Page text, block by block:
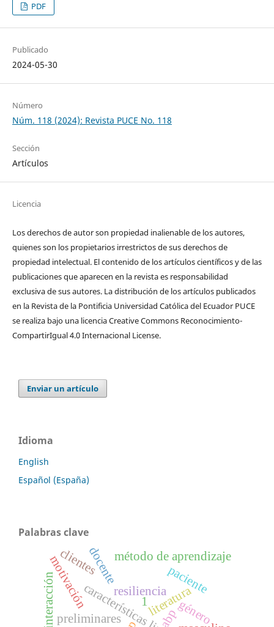
PDF
Publicado
2024-05-30
Número
Núm. 118 (2024): Revista PUCE No. 118
Sección
Artículos
Licencia
Los derechos de autor son propiedad inalienable de los autores,
quienes son los propietarios irrestrictos de sus derechos de
propiedad intelectual. El contenido de los artículos científicos y de las
publicaciones que aparecen en la revista es responsabilidad
exclusiva de sus autores. La distribución de los artí­culos publicados
en la Revista de la Pontificia Universidad Católica del Ecuador PUCE
se realiza bajo una licencia Creative Commons Reconocimiento-
CompartirIgual 4.0 Internacional License.
Enviar un artículo
Idioma
English
Español (España)
Palabras clave
preliminares
literaturagénero
paciente
abp
método de aprendizaje
resiliencia
1
motivacióndocente
clientes
interacción